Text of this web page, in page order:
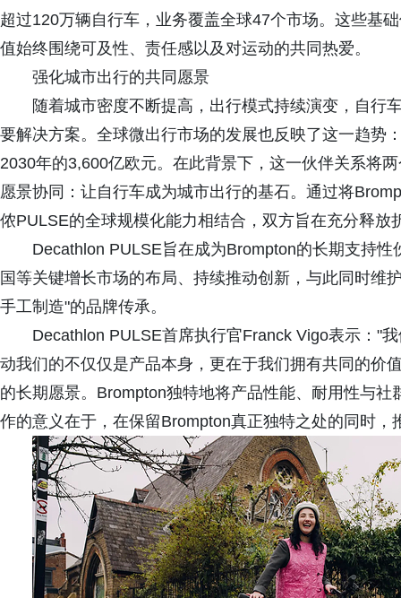
超过120万辆自行车，业务覆盖全球47个市场。这些基
值始终围绕可及性、责任感以及对运动的共同热爱。
强化城市出行的共同愿景
随着城市密度不断提高，出行模式持续演变，自行
要解决方案。全球微出行市场的发展也反映了这一趋势
2030年的3,600亿欧元。在此背景下，这一伙伴关系将
愿景协同：让自行车成为城市出行的基石。通过将
侬PULSE的全球规模化能力相结合，双方旨在充分释
Decathlon PULSE旨在成为Brompton的长期支持
国等关键增长市场的布局、持续推动创新，与此同时
手工制造"的品牌传承。
Decathlon PULSE首席执行官Franck Vigo表示："
动我们的不仅仅是产品本身，更在于我们拥有共同的价
的长期愿景。Brompton独特地将产品性能、耐用性与
作的意义在于，在保留Brompton真正独特之处的同时，